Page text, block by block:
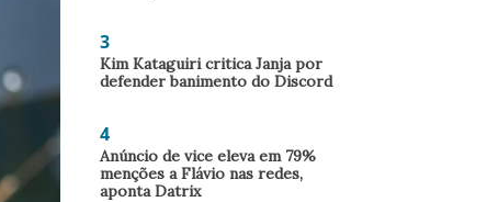
3
Kim Kataguiri critica Janja por
defender banimento do Discord
4
Anúncio de vice eleva em 79%
menções a Flávio nas redes,
aponta Datrix